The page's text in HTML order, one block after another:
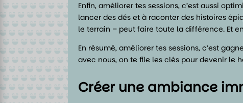
Enfin, améliorer tes sessions, c’est aussi
lancer des dés et à raconter des histoires
le terrain – peut faire toute la différence. Et
En résumé, améliorer tes sessions, c’est
avec nous, on te file les clés pour devenir le
Créer une ambiance